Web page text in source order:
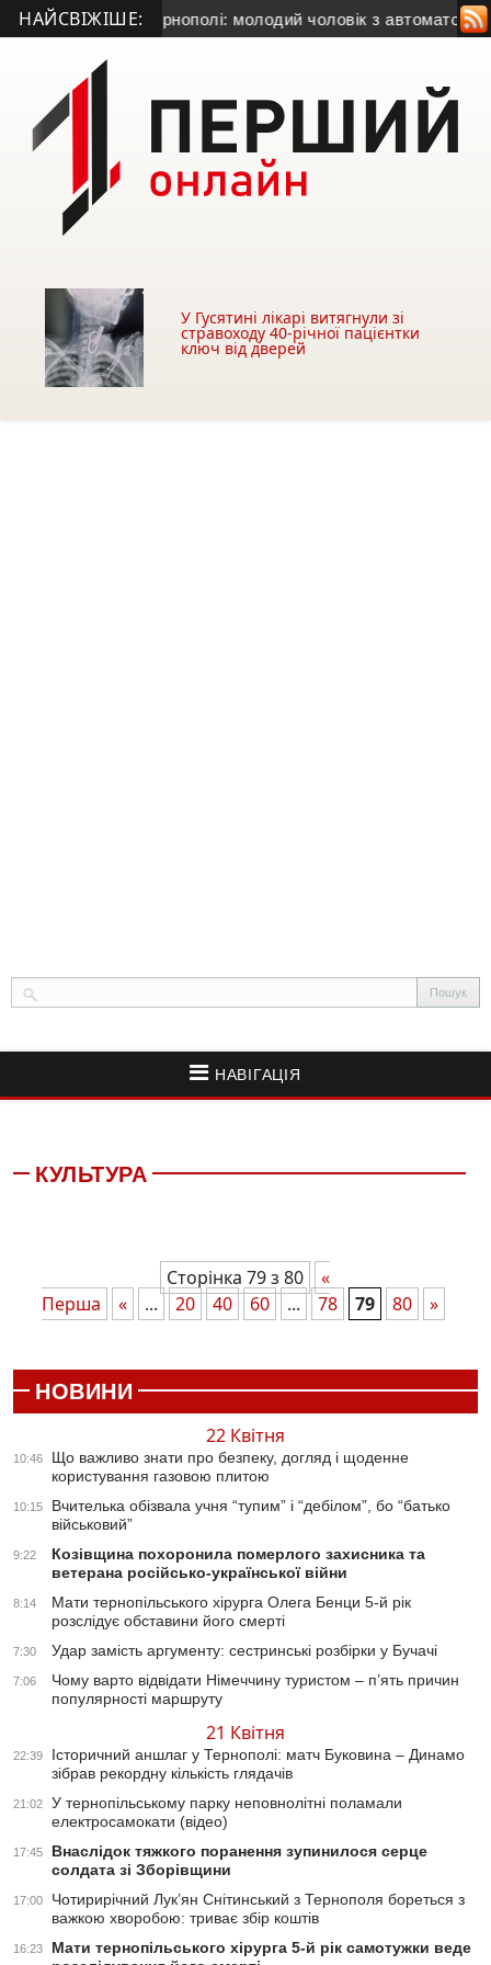
НАЙСВІЖІШЕ:
• Переполох у Тернополі: молодий чоловік з автоматом
У Гусятині лікарі витягнули зі
стравоходу 40-річної пацієнтки
ключ від дверей
НАВІГАЦІЯ
КУЛЬТУРА
Сторінка 79 з 80
«
Перша
« ... 20 40 60 ... 78 79 80 »
НОВИНИ
22 Квітня
10:46
Що важливо знати про безпеку, догляд і щоденне
користування газовою плитою
10:15
Вчителька обізвала учня “тупим” і “дебілом”, бо “батько
військовий”
9:22
Козівщина похоронила померлого захисника та
ветерана російсько-української війни
8:14
Мати тернопільського хірурга Олега Бенци 5-й рік
розслідує обставини його смерті
7:30 Удар замість аргументу: сестринські розбірки у Бучачі
7:06
Чому варто відвідати Німеччину туристом – п’ять причин
популярності маршруту
21 Квітня
22:39
Історичний аншлаг у Тернополі: матч Буковина – Динамо
зібрав рекордну кількість глядачів
21:02
У тернопільському парку неповнолітні поламали
електросамокати (відео)
17:45
Внаслідок тяжкого поранення зупинилося серце
солдата зі Зборівщини
17:00
Чотирирічний Лук’ян Снітинський з Тернополя бореться з
важкою хворобою: триває збір коштів
16:23
Мати тернопільського хірурга 5-й рік самотужки веде